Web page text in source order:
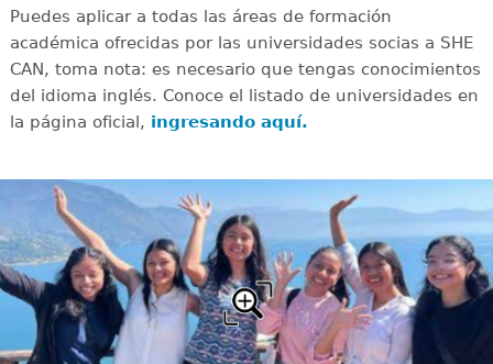
Puedes aplicar a todas las áreas de formación
académica ofrecidas por las universidades socias a SHE
CAN, toma nota: es necesario que tengas conocimientos
del idioma inglés. Conoce el listado de universidades en
la página oficial, ingresando aquí.